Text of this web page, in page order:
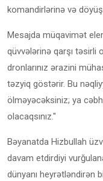
komandirlərinə və
Mesajda müqavimət
qüvvələrinə qarşı təsirli
dronlarınız ərazini
təzyiq göstərir. Bu
ölməyəcəksiniz; ya
olacaqsınız."
Bəyanatda Hizbullah
davam etdirdiyi
dünyanı heyrətləndirən